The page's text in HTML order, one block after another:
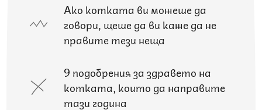
Ако котката ви можеше да
говори, щеше да ви каже да не
правите тези неща
9 подобрения за здравето на
котката, които да направите
тази година